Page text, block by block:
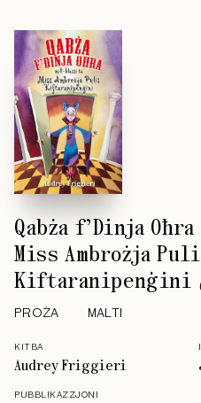
Qabża f’Dinja
Miss Ambrożja
Kiftaranipenġini
PROŻA MALTI
KITBA
Audrey Friggieri
PUBBLIKAZZJONI